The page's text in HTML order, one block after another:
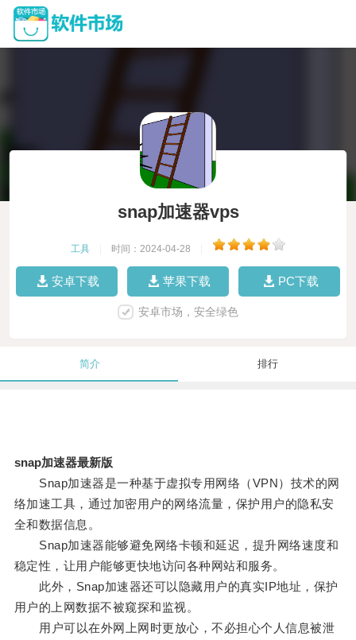
snap加速器vps
工具 时间：2024-04-28
安卓下载 苹果下载 PC下载
安卓市场，安全绿色
简介 排行
snap加速器最新版
Snap加速器是一种基于虚拟专用网络（VPN）技术的网
络加速工具，通过加密用户的网络流量，保护用户的隐私安
全和数据信息。
Snap加速器能够避免网络卡顿和延迟，提升网络速度和
稳定性，让用户能够更快地访问各种网站和服务。
此外，Snap加速器还可以隐藏用户的真实IP地址，保护
用户的上网数据不被窥探和监视。
用户可以在外网上网时更放心，不必担心个人信息被泄